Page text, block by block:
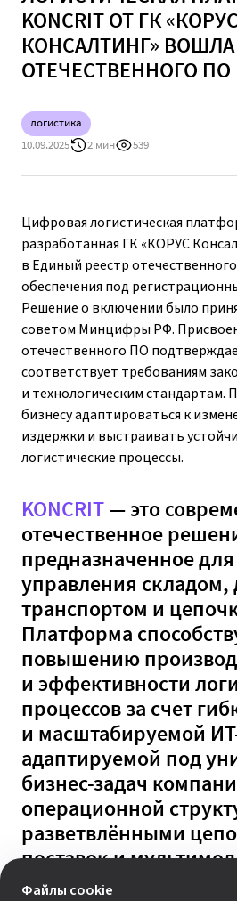
KONCRIT ОТ ГК «КОРУС
КОНСАЛТИНГ» ВОШЛА
ОТЕЧЕСТВЕННОГО ПО
логистика
10.09.2025
2 мин 539
Цифровая логистическая
разработанная ГК «КОРУС
в Единый реестр
обеспечения под
Решение о включении было
советом Минцифры РФ.
отечественного ПО
соответствует требованиям
и технологическим стандартам.
бизнесу адаптироваться к
издержки и выстраивать
логистические процессы.
KONCRIT— это
отечественное
предназначенное
управления складом,
транспортом и
Платформа
повышению
и эффективности
процессов за счет
и масштабируемой
адаптируемой под
бизнес-задач
операционной
разветвлёнными
поставок и
логистикой.
Файлы cookie